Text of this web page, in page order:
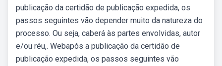
publicação da certidão de publicação expedida, os
passos seguintes vão depender muito da natureza do
processo. Ou seja, caberá às partes envolvidas, autor
e/ou réu,. Webapós a publicação da certidão de
publicação expedida, os passos seguintes vão